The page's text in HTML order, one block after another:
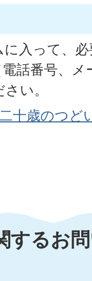
入って、
話番号、
い。
十歳のつど
するお